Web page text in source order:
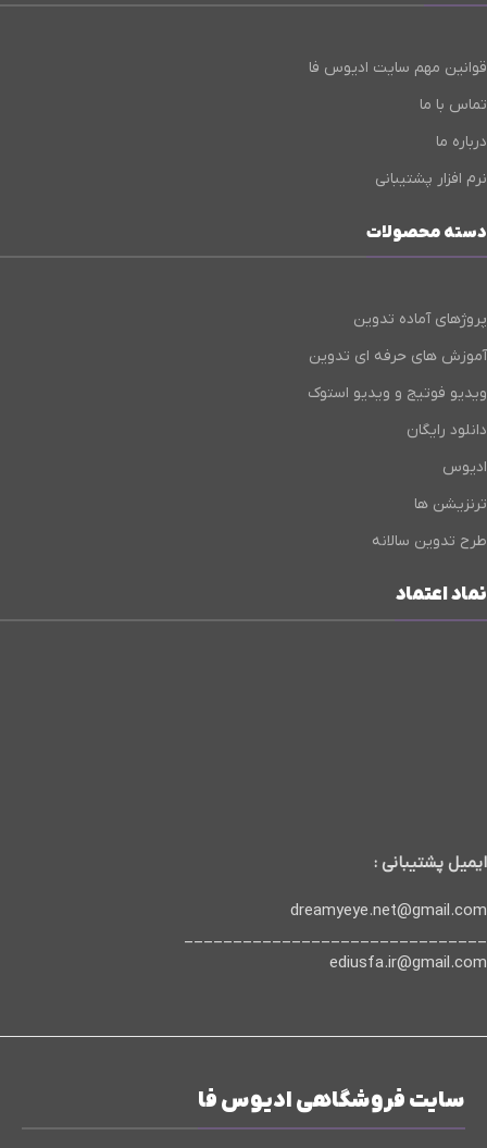
قوانین مهم سایت ادیوس فا
تماس با ما
درباره ما
نرم افزار پشتیبانی
دسته محصولات
پروژهای آماده تدوین
آموزش های حرفه ای تدوین
ویدیو فوتیج و ویدیو استوک
دانلود رایگان
ادیوس
ترنزیشن ها
طرح تدوین سالانه
نماد اعتماد
ایمیل پشتیبانی :
dreamyeye.net@gmail.com
_______________________________
ediusfa.ir@gmail.com
سایت فروشگاهی ادیوس فا